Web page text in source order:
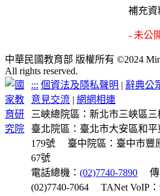
補充資
- 未公
中華民國教育部 版權所有 ©2024
All rights reserved.
::: 個資法及隱私聲明 | 辭典公
意見交流 |網網相連
三峽總院區：新北市三峽區三
臺北院區：臺北市大安區和
179號
臺中院區：臺中市豐
67號
電話總機：(02)7740-7890
傳
(02)7740-7064
TANet VoIP